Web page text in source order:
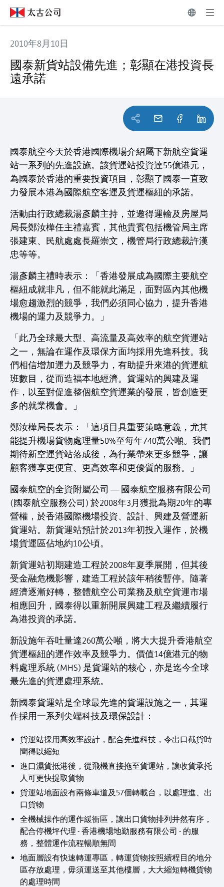
2010年8月10日
國泰新貨站設備先進；彰顯在港投資長
遠承諾
國泰航空今天於香港國際機場介紹屬下新航空貨運
站一系列的先進設施。該貨運站投資達55億港元，
為國泰於香港的重要投資項目，彰顯了國泰一直致
力發展本港為國際航空客運及貨運樞紐的承諾。
活動由行政總裁湯彥麟主持，並邀得運輸及房屋局
局長鄭汝樺任主禮嘉賓，其他貴賓包括機管局主席
張建東、民航處處長羅崇文，機管局行政總裁許漢
忠等等。
湯彥麟主禮時表示：「香港發展成為國際主要航空
樞紐成就非凡，但不能就此滿足，面對區內其他機
場愈趨激烈的競爭，我們必須同心協力，提升香港
機場的運力及競爭力。」
「此乃全球最大型、高流量及高效率的航空貨運站
之一，無論在運作及環保方面均採用先進科技。我
們相信增加運力及競爭力，有助提升來港的貨運航
班數目，從而造福本地經濟。貨運站的興建及運
作，以至對促進整個航空貨運業的發展，皆創造更
多的就業機會。」
鄭汝樺局長表示：「這項目具重要策略意義，尤其
能提升機場貨物處理量50%至每年740萬公噸。我們
期待新空運貨站落成後，為行業帶來更多競爭，讓
顧客獲享更便宜、更高效率和更優質的服務。」
國泰航空的全資附屬公司 — 國泰航空服務有限公司
(國泰航空服務公司) 於2008年3月獲批為期20年的專
營權，於香港國際機場投資、設計、興建及營運新
貨運站。新貨運站預計於2013年初投入運作，於機
場貨運區佔地約10公頃。
新貨運站初期建造工程於2008年夏季展開，但其後
受金融危機影響，建造工程於該年稍後暫停。隨著
經濟逐漸好轉，整體航空公司業務及航空貨運市場
相應回升，國泰得以重新開展興建工程及繼續履行
為港投資的承諾。
新設施年吞吐量達260萬公噸，將大大提升香港航空
貨運樞紐的運作效率及競爭力。價值14億港元的物
料處理系統 (MHS) 是貨運站的核心，亦是迄今全球
最先進的貨運處理系統。
新國泰貨運站是全球最先進的貨運設施之一，其運
作採用一系列尖端科技及環保設計：
貨運站採用高效率設計，配合先進科技，令出口截貨時
間得以縮短
進口濕貨抵港後，從飛機直接拖至貨運站，讓收貨承托
人可更快提取貨物
貨運站地面設有兩條車道及57個轉載台，以處理進、出
口貨物
全機械操作的運作緩衝區，讓出口貨物排列井然有序，
配合停機坪代理 - 香港機場地勤服務有限公司 - 的服
務，整體運作流程暢順無間
地面層設有快速轉運專區，轉運貨物按照續程目的地分
區存放處理，毋須運送至其他樓層，大大縮短轉機貨物
的處理時間